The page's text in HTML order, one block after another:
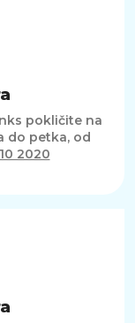
pokličite na
do petka, od
2020